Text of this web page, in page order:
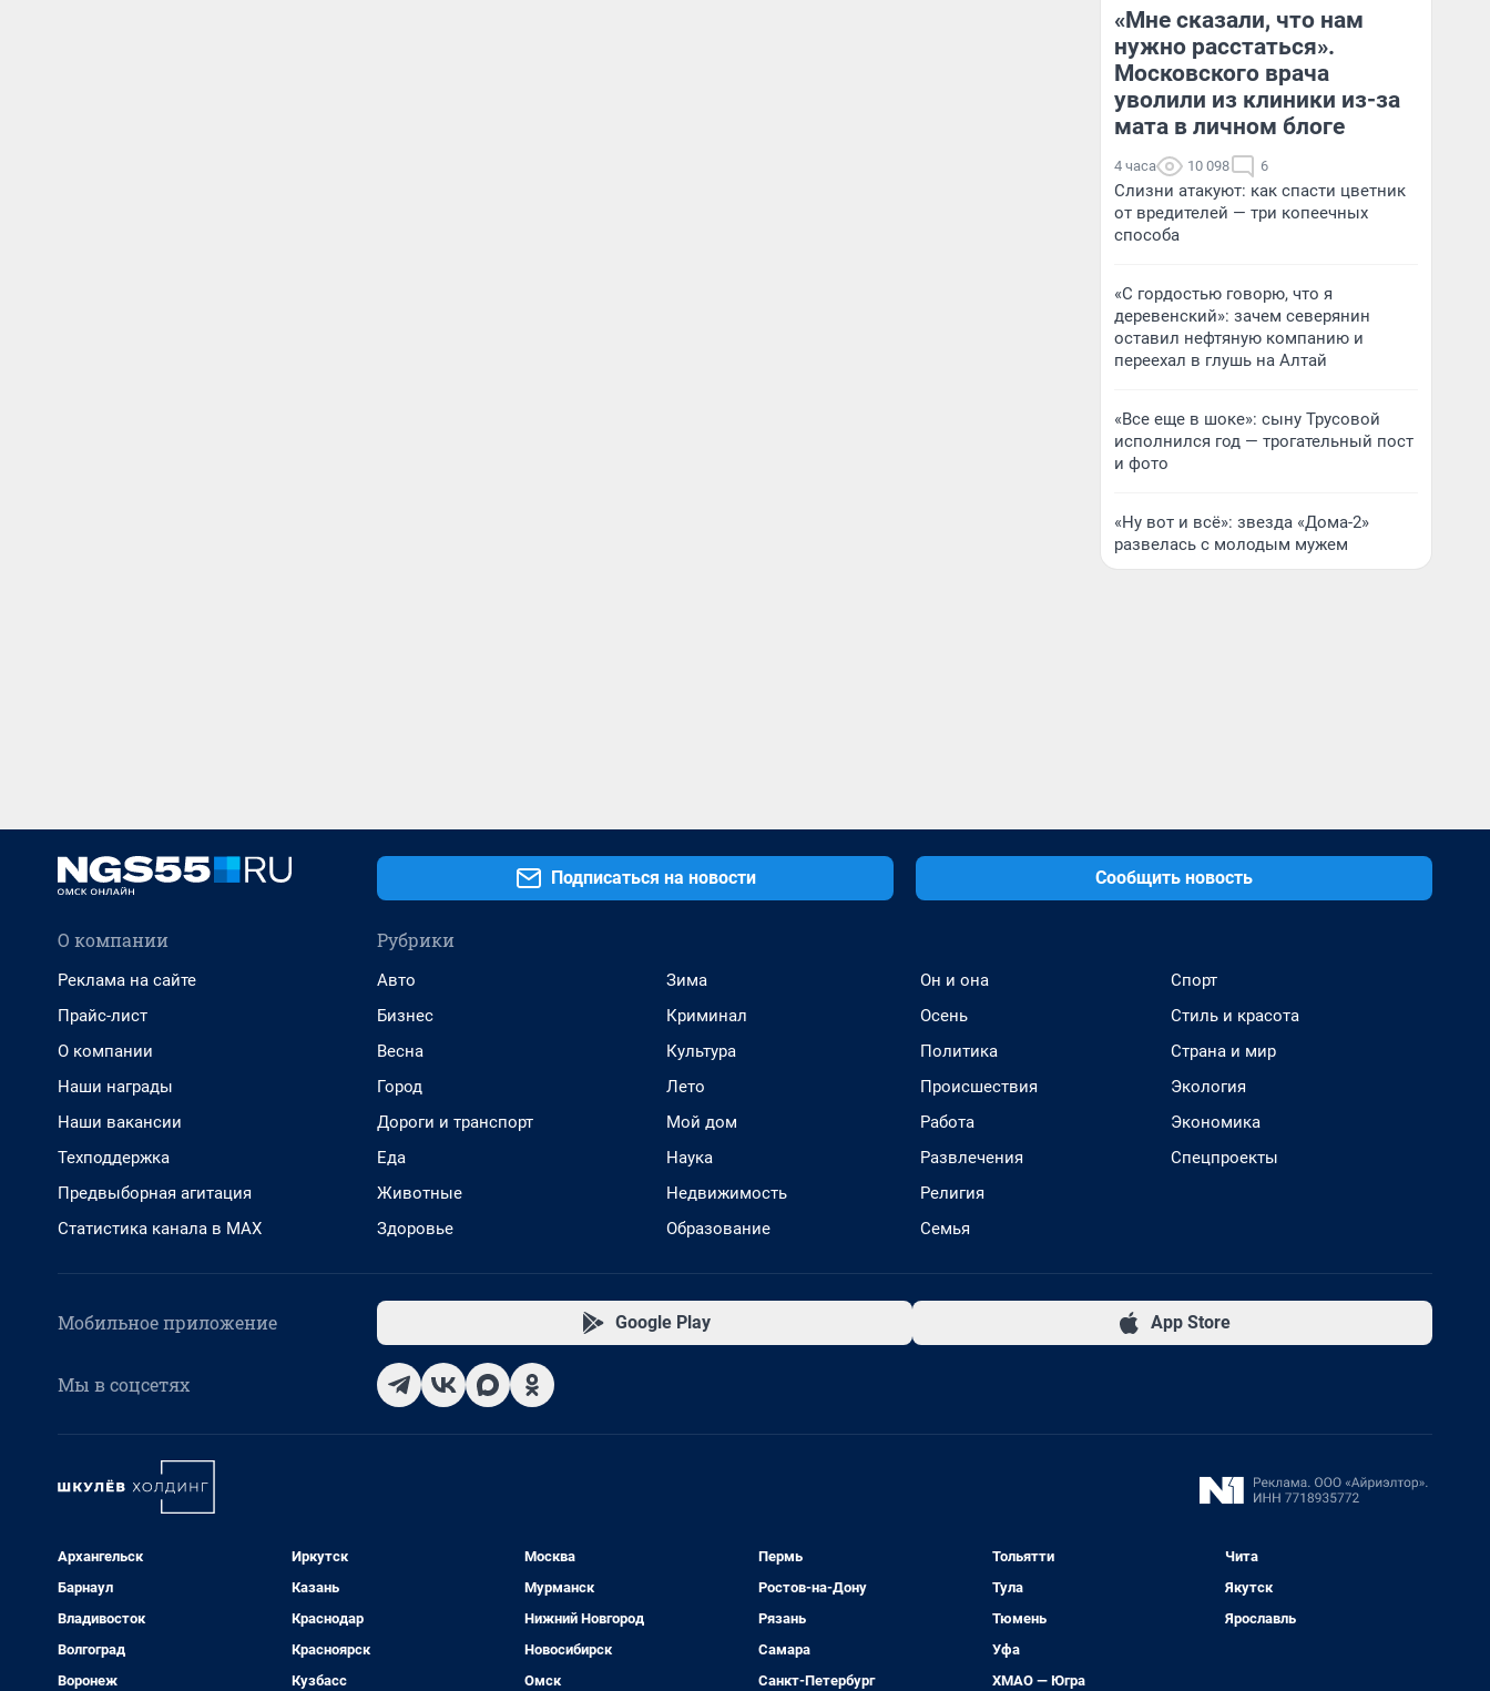
«Мне сказали, что нам
нужно расстаться».
Московского врача
уволили из клиники из-за
мата в личном блоге
4 часа 10 098 6
Слизни атакуют: как спасти цветник
от вредителей — три копеечных
способа
«С гордостью говорю, что я
деревенский»: зачем северянин
оставил нефтяную компанию и
переехал в глушь на Алтай
«Все еще в шоке»: сыну Трусовой
исполнился год — трогательный пост
и фото
«Ну вот и всё»: звезда «Дома-2»
развелась с молодым мужем
Подписаться на новости Сообщить новость
О компании
Реклама на сайте
Прайс-лист
О компании
Наши награды
Наши вакансии
Техподдержка
Предвыборная агитация
Статистика канала в MAX
Рубрики
Авто
Бизнес
Весна
Город
Дороги и транспорт
Еда
Животные
Здоровье
Зима
Криминал
Культура
Лето
Мой дом
Наука
Недвижимость
Образование
Он и она
Осень
Политика
Происшествия
Работа
Развлечения
Религия
Семья
Спорт
Стиль и красота
Страна и мир
Экология
Экономика
Спецпроекты
Мобильное приложение Google Play App Store
Мы в соцсетях
Архангельск
Барнаул
Владивосток
Волгоград
Воронеж
Иркутск
Казань
Краснодар
Красноярск
Кузбасс
Москва
Мурманск
Нижний Новгород
Новосибирск
Омск
Пермь
Ростов-на-Дону
Рязань
Самара
Санкт-Петербург
Тольятти
Тула
Тюмень
Уфа
ХМАО — Югра
Чита
Якутск
Ярославль